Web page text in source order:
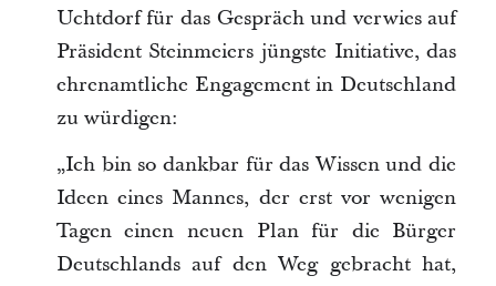
Uchtdorf für das Gespräch und verwies auf
Präsident Steinmeiers jüngste Initiative, das
ehrenamtliche Engagement in Deutschland
zu würdigen:
„Ich bin so dankbar für das Wissen und die
Ideen eines Mannes, der erst vor wenigen
Tagen einen neuen Plan für die Bürger
Deutschlands auf den Weg gebracht hat,